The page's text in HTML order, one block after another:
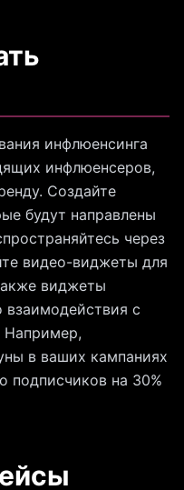
инфлюенсинга
инфлюенсеров,
Создайте
будут направлены
через
видео-виджеты для
виджеты
с
Например,
в ваших кампаниях
подписчиков на 30%